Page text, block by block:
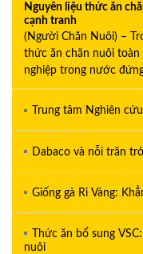
Nguyên liệu thức ăn
cạnh tranh
(Người Chăn Nuôi) –
thức ăn chăn nuôi toàn
nghiệp trong nước
Trung tâm Nghiên
Dabaco và nỗi trăn
Giống gà Ri Vàng:
Thức ăn bổ sung
nuôi